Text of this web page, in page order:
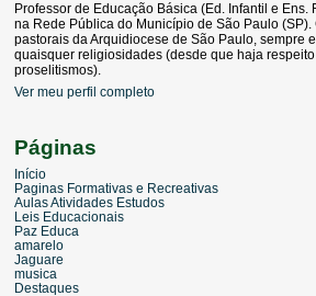
Professor de Educação Básica (Ed. Infantil e Ens.
na Rede Pública do Município de São Paulo (SP).
pastorais da Arquidiocese de São Paulo, sempre
quaisquer religiosidades (desde que haja
proselitismos).
Ver meu perfil completo
Páginas
Início
Paginas Formativas e Recreativas
Aulas Atividades Estudos
Leis Educacionais
Paz Educa
amarelo
Jaguare
musica
Destaques